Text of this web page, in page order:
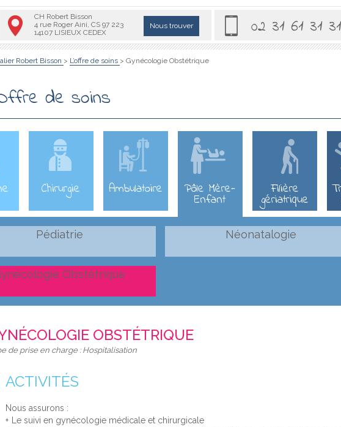
CH Robert Bisson
4 rue Roger Aini, CS 97 223
14107 LISIEUX CEDEX
Nous trouver 02 31 61 31 31
Robert Bisson > L’offre de soins > Gynécologie Obstétrique
de soins
2Chirurgie 3Ambulatoire 4Pôle Mère-
Enfant
Pédiatrie Néonatalogie
Obstétrique
5Filière
gériatrique
OBSTÉTRIQUE
de prise en charge : Hospitalisation
ACTIVITÉS
Nous assurons :
Le suivi en gynécologie médicale et chirurgicale